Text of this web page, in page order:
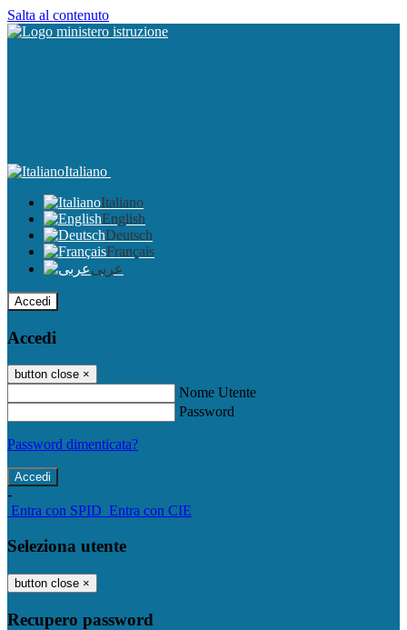
Salta al contenuto
Italiano
Italiano
English
Deutsch
Français
عربى
Accedi
Accedi
button close ×
Nome Utente
Password
Password dimenticata?
-
Entra con SPID Entra con CIE
Seleziona utente
button close ×
Recupero password